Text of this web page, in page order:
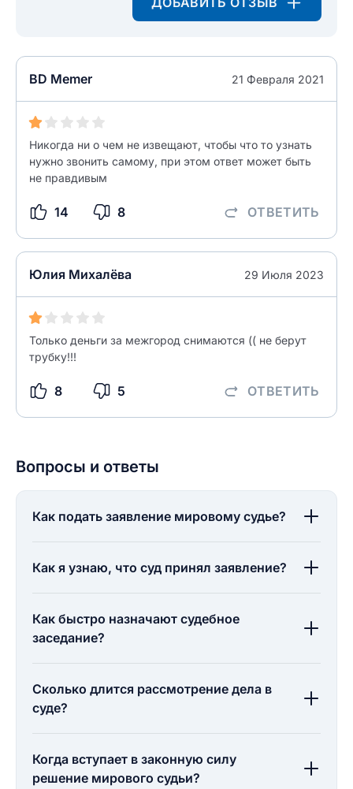
BD Memer 21 Февраля 2021
Никогда ни о чем не извещают, чтобы что то узнать
нужно звонить самому, при этом ответ может быть
не правдивым
14 8 ОТВЕТИТЬ
Юлия Михалёва 29 Июля 2023
Только деньги за межгород снимаются (( не берут
трубку!!!
8 5 ОТВЕТИТЬ
Введите свой e-mail
Текст отзыва
0/500
Как вы оцените судебный участок?
ОСТАВИТЬ ОТЗЫВ
разрешить публикацию отзыва
ОСТАВИТЬ ОТЗЫВ
Вопросы и ответы
Как подать заявление мировому судье?
Как я узнаю, что суд принял заявление?
Как быстро назначают судебное
заседание?
Сколько длится рассмотрение дела в
суде?
Когда вступает в законную силу
решение мирового судьи?
НАЙТИ МЕНЯ
ЗАКРЫТЬ СОХРАНИТЬ